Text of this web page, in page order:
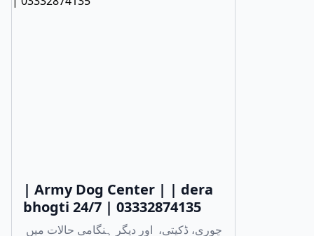
| Army Dog Center | | dera
bhogti 24/7 | 03332874135